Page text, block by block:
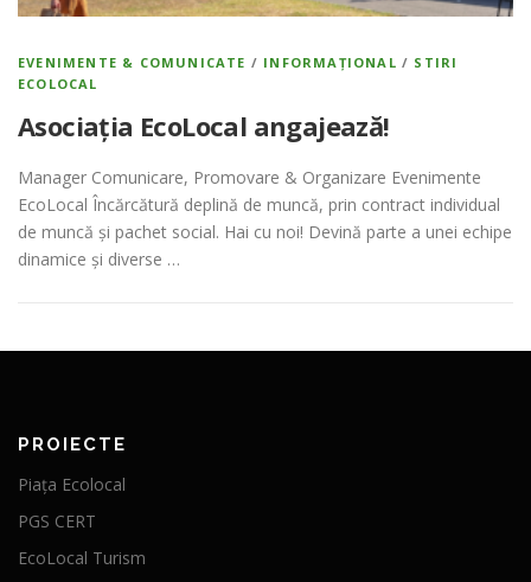
EVENIMENTE & COMUNICATE / INFORMAȚIONAL / STIRI
ECOLOCAL
Asociația EcoLocal angajează!
Manager Comunicare, Promovare & Organizare Evenimente
EcoLocal Încărcătură deplină de muncă, prin contract individual
de muncă și pachet social. Hai cu noi! Devină parte a unei echipe
dinamice și diverse …
PROIECTE
Piața Ecolocal
PGS CERT
EcoLocal Turism